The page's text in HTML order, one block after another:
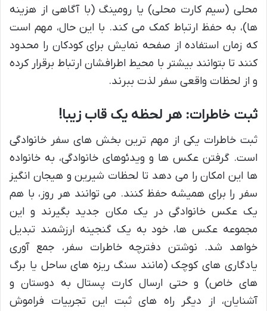
محلی (سیم کارت محلی) یا رومینگ (با آگاهی از هزینه
ها)، به حفظ ارتباط کمک می کند. با این حال، مهم است
که زمان استفاده از صفحه نمایش برای کودکان را محدود
کنند تا بتوانند بیشتر با محیط اطرافشان ارتباط برقرار کرده
و از لحظات واقعی سفر لذت ببرند.
ثبت خاطرات: هر لحظه یک قاب زیبا!
ثبت خاطرات یکی از مهم ترین بخش های سفر خانوادگی
است. گرفتن عکس ها و ویدئوهای خانوادگی، به خانواده
ها این امکان را می دهد تا لحظات شیرین و هیجان انگیز
سفر را برای همیشه حفظ کنند. می توانند هر روز، با هم
یک عکس خانوادگی در یک مکان جدید بگیرند و این
مجموعه عکس ها، خود به یک گنجینه ارزشمند تبدیل
خواهد شد. نوشتن دفترچه خاطرات سفر، جمع آوری
یادگاری های کوچک (مانند سنگ ریزه های ساحل یا برگ
های خاص) و حتی ارسال کارت پستال به دوستان و
آشنایان، از دیگر راه های ثبت این تجربیات فراموش